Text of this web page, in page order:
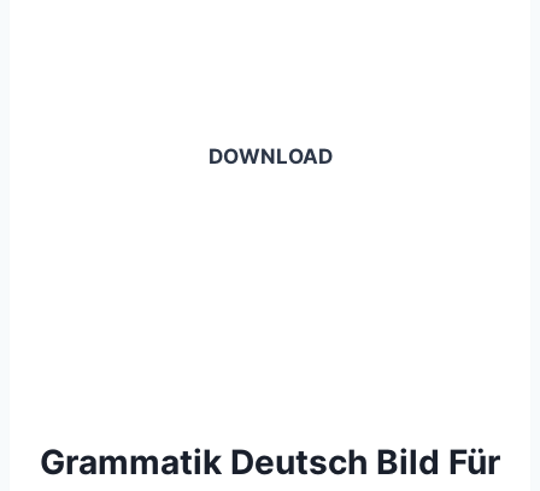
DOWNLOAD
Grammatik Deutsch Bild Für